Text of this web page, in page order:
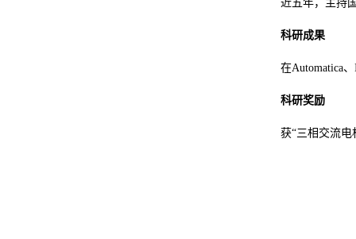
近五年，主持
科研成果
在Automatica
科研奖励
获“三相交流